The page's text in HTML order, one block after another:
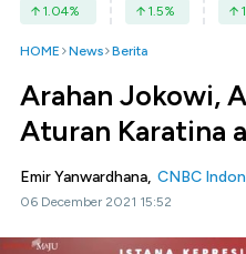
1.04% 1.5%
HOME News Berita
Arahan Jokowi,
Aturan Karatina
Emir Yanwardhana, CNBC
06 December 2021 15:52